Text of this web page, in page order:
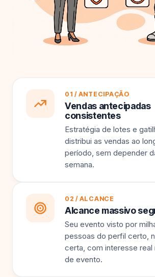
01 / ANTECIPAÇÃO
Vendas antecipadas
consistentes
Estratégia de lotes e
distribui as vendas ao
período, sem depender
semana.
02 / ALCANCE
Alcance massivo
Seu evento visto por
pessoas do perfil certo,
certa, com interesse real
de evento.